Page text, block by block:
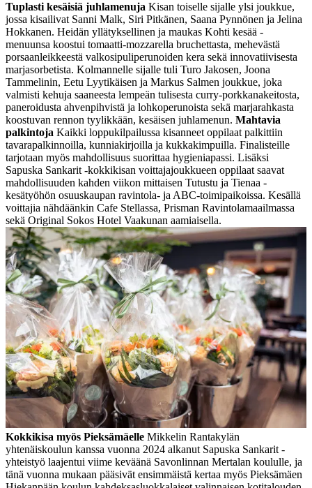
Tuplasti kesäisiä juhlamenuja Kisan toiselle sijalle ylsi joukkue,
jossa kisailivat Sanni Malk, Siri Pitkänen, Saana Pynnönen ja Jelina
Hokkanen. Heidän yllätyksellinen ja maukas Kohti kesää -
menuunsa koostui tomaatti-mozzarella bruchettasta, mehevästä
porsaanleikkeestä valkosipuliperunoiden kera sekä innovatiivisesta
marjasorbetista. Kolmannelle sijalle tuli Turo Jakosen, Joona
Tammelinin, Eetu Lyytikäisen ja Markus Salmen joukkue, joka
valmisti kehuja saaneesta lempeän tulisesta curry-porkkanakeitosta,
paneroidusta ahvenpihvistä ja lohkoperunoista sekä marjarahkasta
koostuvan rennon tyylikkään, kesäisen juhlamenun. Mahtavia
palkintoja Kaikki loppukilpailussa kisanneet oppilaat palkittiin
tavarapalkinnoilla, kunniakirjoilla ja kukkakimpuilla. Finalisteille
tarjotaan myös mahdollisuus suorittaa hygieniapassi. Lisäksi
Sapuska Sankarit -kokkikisan voittajajoukkueen oppilaat saavat
mahdollisuuden kahden viikon mittaisen Tutustu ja Tienaa -
kesätyöhön osuuskaupan ravintola- ja ABC-toimipaikoissa. Kesällä
voittajia nähdäänkin Cafe Stellassa, Prisman Ravintolamaailmassa
sekä Original Sokos Hotel Vaakunan aamiaisella.
Kokkikisa myös Pieksämäelle Mikkelin Rantakylän
yhtenäiskoulun kanssa vuonna 2024 alkanut Sapuska Sankarit -
yhteistyö laajentui viime keväänä Savonlinnan Mertalan koululle, ja
tänä vuonna mukaan pääsivät ensimmäistä kertaa myös Pieksämäen